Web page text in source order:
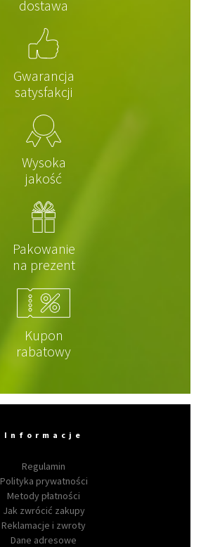
dostawa
Gwarancja
satysfakcji
Wysoka
jakość
Pakowanie
na prezent
Kupon
rabatowy
Informacje
Regulamin
Polityka prywatności
Metody płatności
Jak zwrócić zakupy
Reklamacje i zwroty
Dane adresowe